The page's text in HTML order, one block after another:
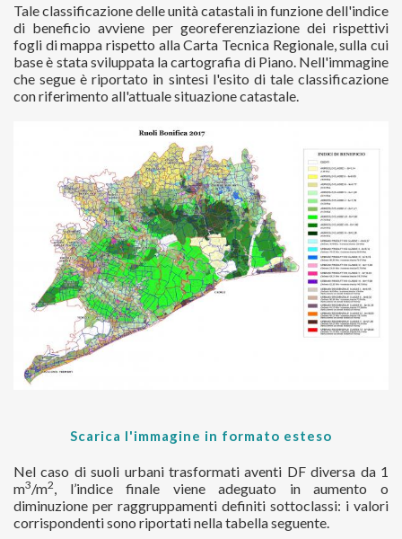
Tale classificazione delle unità catastali in funzione dell'indice
di beneficio avviene per georeferenziazione dei rispettivi
fogli di mappa rispetto alla Carta Tecnica Regionale, sulla cui
base è stata sviluppata la cartografia di Piano. Nell'immagine
che segue è riportato in sintesi l'esito di tale classificazione
con riferimento all'attuale situazione catastale.
Scarica l'immagine in formato esteso
Nel caso di suoli urbani trasformati aventi DF diversa da 1
m3/m2
, l’indice finale viene adeguato in aumento o
diminuzione per raggruppamenti definiti sottoclassi: i valori
corrispondenti sono riportati nella tabella seguente.